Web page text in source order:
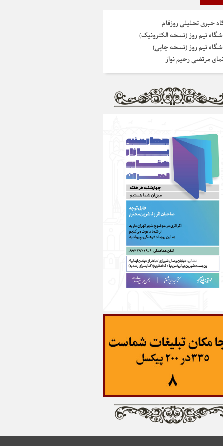
خبری تحلیلی روزفام
نیم روز (نسخه الکترونیک)
نیم روز (نسخه چاپی)
مرتضی رحیم نواز